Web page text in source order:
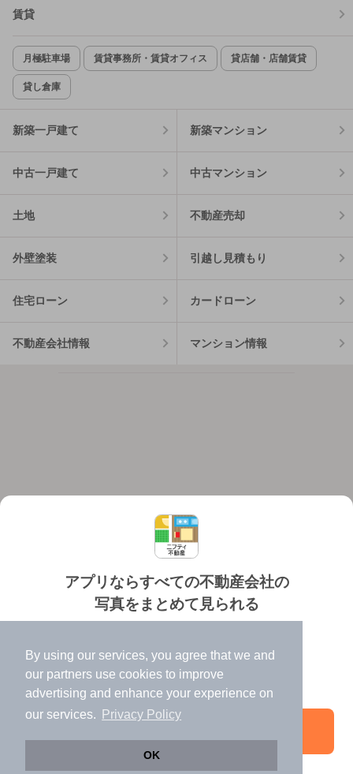
By using our services, you agree that we and
our partners use cookies to improve
advertising and enhance your experience on
our services.
Privacy Policy
OK
アプリならすべての不動産会社の
写真をまとめて見られる
✔️
高速表示で似た物件も見つけやすい
✔️
便利な通知機能も充実
賃貸
月極駐車場 賃貸事務所・賃貸オフィス 貸店舗・店舗賃貸
貸し倉庫
新築一戸建て 新築マンション
中古一戸建て 中古マンション
土地 不動産売却
外壁塗装 引越し見積もり
住宅ローン カードローン
不動産会社情報 マンション情報
個人情報保護ポリシー 利用規約
©NIFTY Lifestyle Co., Ltd.